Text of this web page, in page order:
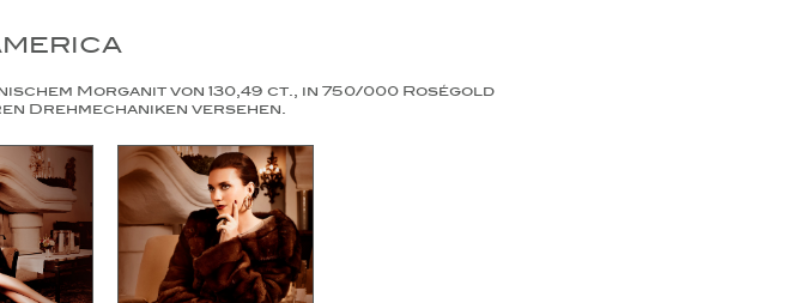
Morganit von 130,49 ct., in 750/000 Roségold
Drehmechaniken versehen.